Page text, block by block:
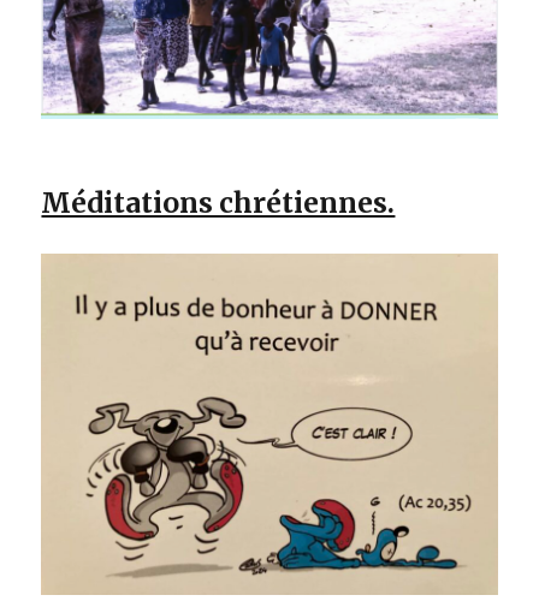
Méditations chrétiennes.